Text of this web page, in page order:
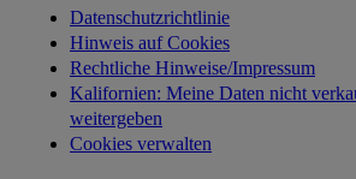
Datenschutzrichtlinie
Hinweis auf Cookies
Rechtliche Hinweise/Impressum
Kalifornien: Meine Daten nicht
weitergeben
Cookies verwalten